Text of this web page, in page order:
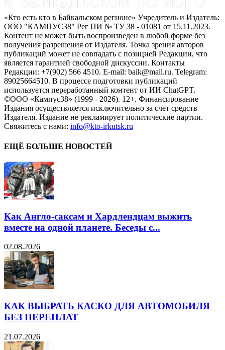
«Кто есть кто в Байкальском регионе» Учредитель и Издатель:
ООО "КАМПУС38" Рег ПИ № ТУ 38 - 01081 от 15.11.2023.
Контент не может быть воспроизведен в любой форме без
получения разрешения от Издателя. Точка зрения авторов
публикаций может не совпадать с позицией Редакции, что
является гарантией свободной дискуссии. Контакты
Редакции: +7(902) 566 4510. E-mail: baik@mail.ru. Telegram:
89025664510. В процессе подготовки публикаций
используется переработанный контент от ИИ ChatGPT.
©ООО «Кампус38» (1999 - 2026). 12+. Финансирование
Издания осуществляется исключительно за счет средств
Издателя. Издание не рекламирует политические партии.
Свяжитесь с нами: info@kto-irkutsk.ru
ЕЩЁ БОЛЬШЕ НОВОСТЕЙ
Как Англо-саксам и Хардлендцам выжить
вместе на одной планете. Беседы с...
02.08.2026
КАК ВЫБРАТЬ КАСКО ДЛЯ АВТОМОБИЛЯ
БЕЗ ПЕРЕПЛАТ
21.07.2026